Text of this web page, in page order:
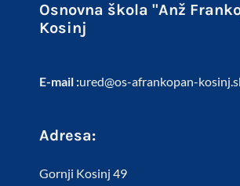
Osnovna škola "Anž
Kosinj
E-mail :ured@os-afrankopan-
Adresa:
Gornji Kosinj 49